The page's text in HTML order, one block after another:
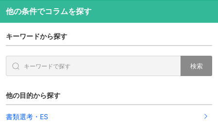
他の条件でコラムを探す
キーワードから探す
検索
他の目的から探す
書類選考・ES